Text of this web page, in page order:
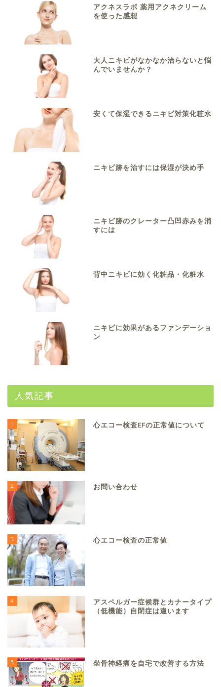
アクネスラボ 薬用アクネクリーム
を使った感想
大人ニキビがなかなか治らないと悩
んでいませんか？
安くて保湿できるニキビ対策化粧水
ニキビ跡を治すには保湿が決め手
ニキビ跡のクレーター凸凹赤みを消
すには
背中ニキビに効く化粧品・化粧水
ニキビに効果があるファンデーショ
ン
人気記事
1 心エコー検査EFの正常値について
2 お問い合わせ
3 心エコー検査の正常値
4
アスペルガー症候群とカナータイプ
（低機能）自閉症は違います
5 坐骨神経痛を自宅で改善する方法